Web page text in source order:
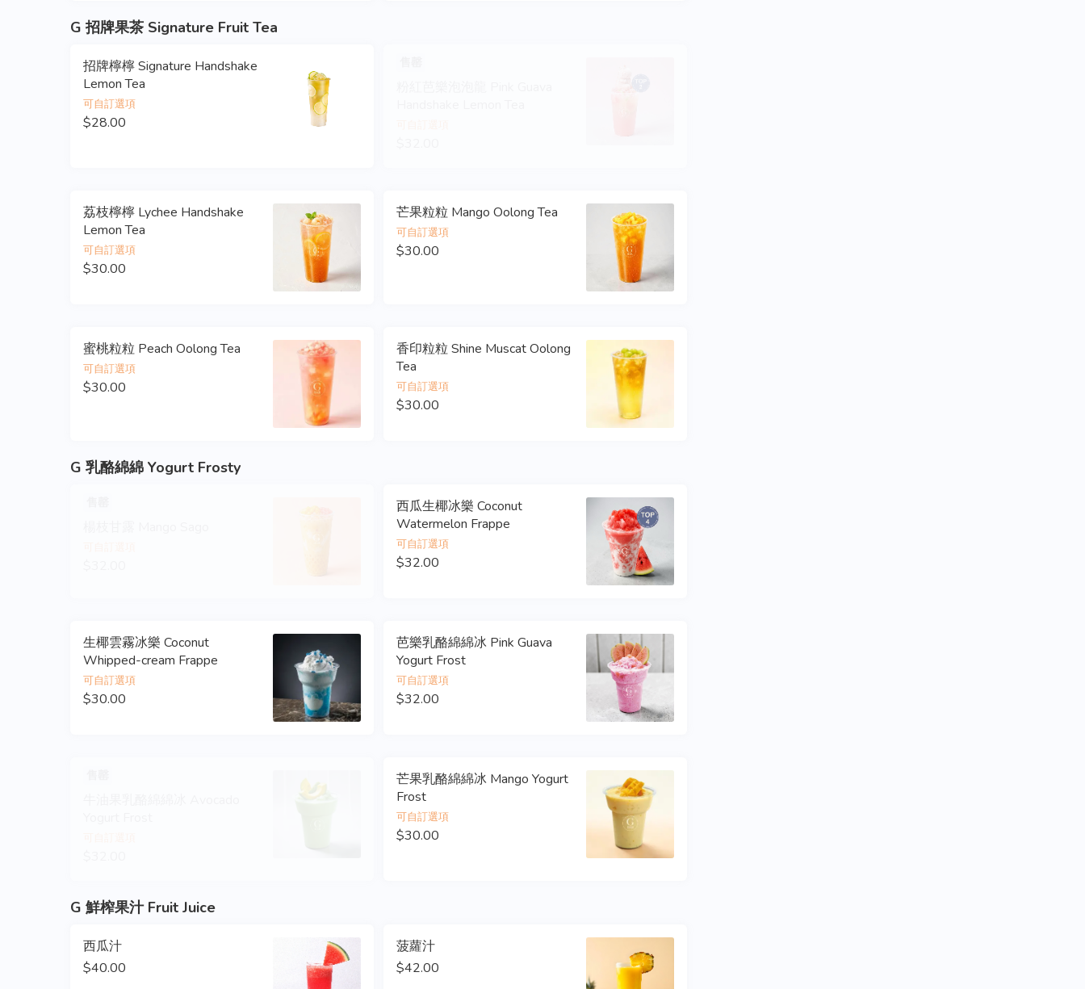
G 招牌果茶 Signature Fruit Tea
招牌檸檸 Signature Handshake
Lemon Tea
可自訂選項
$28.00
荔枝檸檸 Lychee Handshake
Lemon Tea
可自訂選項
$30.00
芒果粒粒 Mango Oolong Tea
可自訂選項
$30.00
蜜桃粒粒 Peach Oolong Tea
可自訂選項
$30.00
香印粒粒 Shine Muscat Oolong
Tea
可自訂選項
$30.00
G 乳酪綿綿 Yogurt Frosty
西瓜生椰冰樂 Coconut
Watermelon Frappe
可自訂選項
$32.00
生椰雲霧冰樂 Coconut
Whipped-cream Frappe
可自訂選項
$30.00
芭樂乳酪綿綿冰 Pink Guava
Yogurt Frost
可自訂選項
$32.00
芒果乳酪綿綿冰 Mango Yogurt
Frost
可自訂選項
$30.00
G 鮮榨果汁 Fruit Juice
西瓜汁
$40.00
菠蘿汁
$42.00